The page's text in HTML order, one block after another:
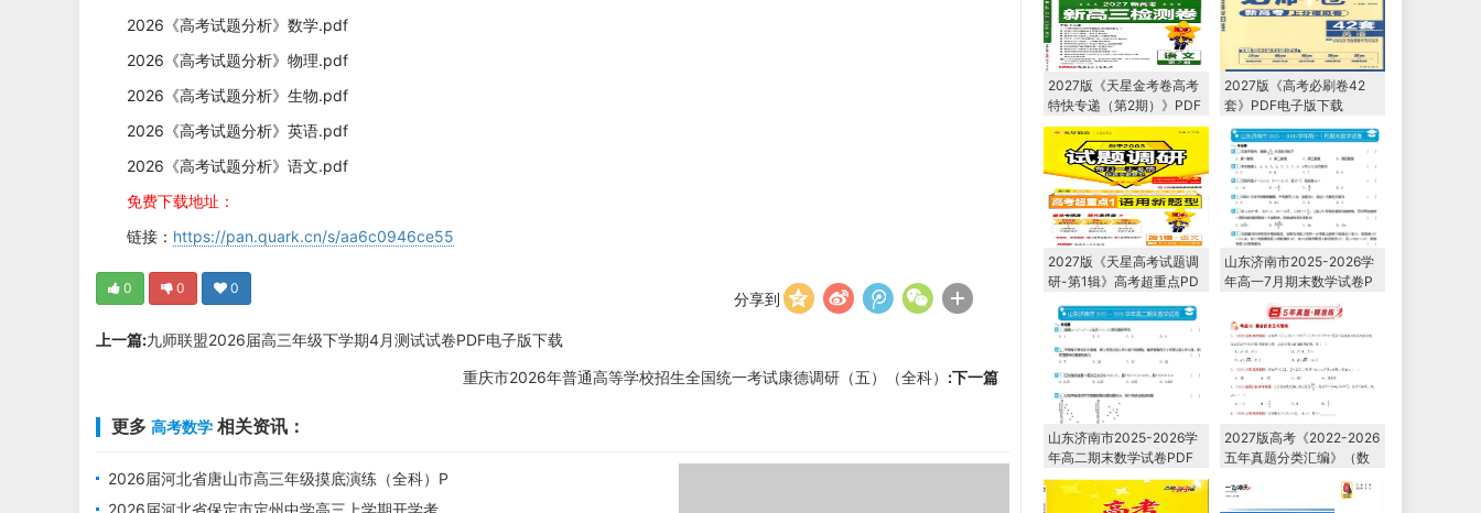
2026《高考试题分析》数学.pdf
2026《高考试题分析》物理.pdf
2026《高考试题分析》生物.pdf
2026《高考试题分析》英语.pdf
2026《高考试题分析》语文.pdf
免费下载地址：
链接： https://pan.quark.cn/s/aa6c0946ce55
分享到
0 0 0
上一篇:九师联盟2026届高三年级下学期4月测试试卷PDF电子版下载
重庆市2026年普通高等学校招生全国统一考试康德调研（五）（全科） :下一篇
更多 高考数学 相关资讯：
2026届河北省唐山市高三年级摸底演练（全科）P
DF电子版下载
2026届河北省保定市定州中学高三上学期开学考
2027版《天星金考卷高考
特快专递（第2期）》PDF
电子版下载
2027版《高考必刷卷42
套》PDF电子版下载
2027版《天星高考试题调
研-第1辑》高考超重点PD
F电子版下载
山东济南市2025-2026学
年高一7月期末数学试卷P
DF电子版下载
山东济南市2025-2026学
年高二期末数学试卷PDF
电子版下载
2027版高考《2022-2026
五年真题分类汇编》（数
学）PDF电子版下载